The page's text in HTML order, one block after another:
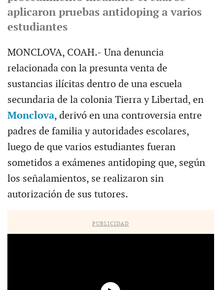
aplicaron pruebas antidoping a varios
estudiantes
MONCLOVA, COAH.- Una denuncia
relacionada con la presunta venta de
sustancias ilícitas dentro de una escuela
secundaria de la colonia Tierra y Libertad, en
Monclova, derivó en una controversia entre
padres de familia y autoridades escolares,
luego de que varios estudiantes fueran
sometidos a exámenes antidoping que, según
los señalamientos, se realizaron sin
autorización de sus tutores.
PUBLICIDAD